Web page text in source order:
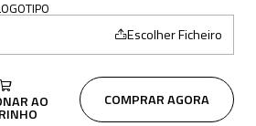
Escolher Ficheiro
AO COMPRAR AGORA